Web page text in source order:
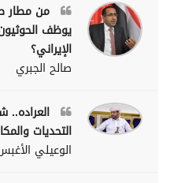
من مطار
يوظف
الإيراني؟
صالح الجبري
التحديات
الوعيلي